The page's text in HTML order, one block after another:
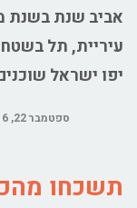
אביב שנת בשנת
עיריית, תל
יפו ישראל
ספטמבר 22, 2016
תשכחו